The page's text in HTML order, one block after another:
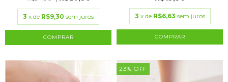
3 x de R$9,30 sem juros
COMPRAR
3 x de R$6,63 sem juros
23% OFF